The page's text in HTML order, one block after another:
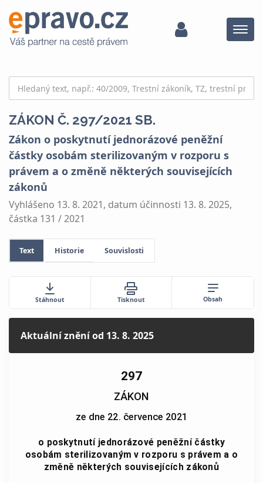
Menu
ZÁKON Č. 297/2021 SB.
Zákon o poskytnutí jednorázové peněžní
částky osobám sterilizovaným v rozporu s
právem a o změně některých souvisejících
zákonů
Vyhlášeno 13. 8. 2021, datum účinnosti 13. 8. 2025,
částka 131 / 2021
Text Historie Souvislosti
Stáhnout Tisknout Obsah
Aktuální zněníod 13. 8. 2025
297
ZÁKON
ze dne 22. července 2021
o poskytnutí jednorázové peněžní částky
osobám sterilizovaným v rozporu s právem a o
změně některých souvisejících zákonů